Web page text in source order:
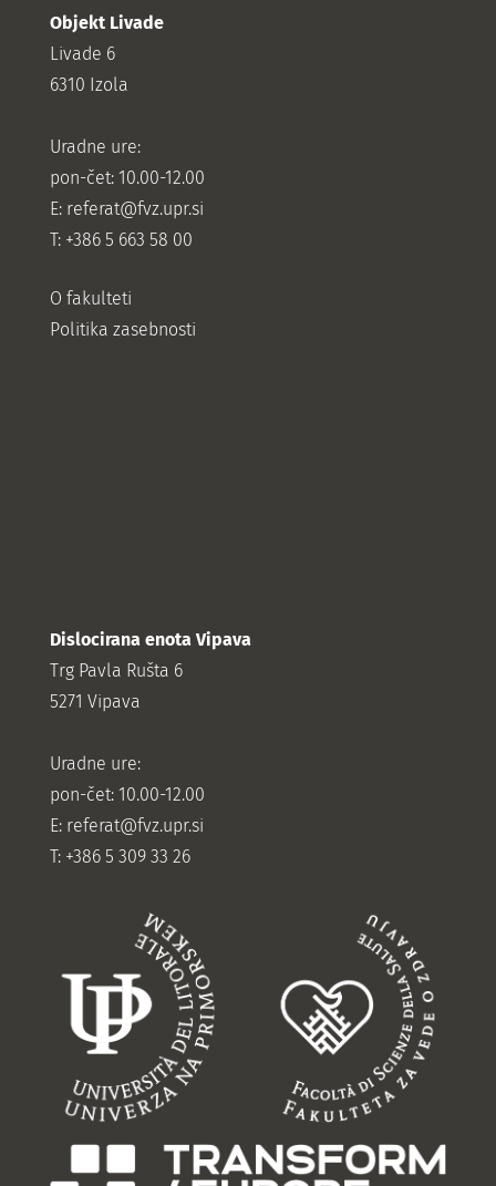
Objekt Livade
Livade 6
6310 Izola
Uradne ure:
pon-čet: 10.00-12.00
E: referat@fvz.upr.si
T: +386 5 663 58 00
O fakulteti
Politika zasebnosti
Dislocirana enota Vipava
Trg Pavla Rušta 6
5271 Vipava
Uradne ure:
pon-čet: 10.00-12.00
E: referat@fvz.upr.si
T: +386 5 309 33 26